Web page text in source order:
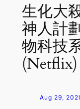
生化大
神人計
物科技
(Netflix)
Aug 29,